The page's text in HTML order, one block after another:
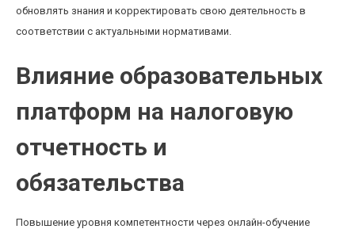
обновлять знания и корректировать свою деятельность в
соответствии с актуальными нормативами.
Влияние образовательных
платформ на налоговую
отчетность и
обязательства
Повышение уровня компетентности через онлайн-обучение